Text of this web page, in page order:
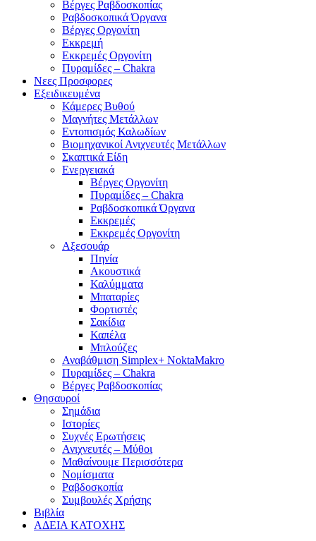
Βέργες Ραβδοσκοπίας
Ραβδοσκοπικά Όργανα
Βέργες Οργονίτη
Εκκρεμή
Εκκρεμές Οργονίτη
Πυραμίδες – Chakra
Νεες Προσφορες
Εξειδικευμένα
Κάμερες Βυθού
Μαγνήτες Μετάλλων
Εντοπισμός Καλωδίων
Βιομηχανικοί Ανιχνευτές Μετάλλων
Σκαπτικά Είδη
Ενεργειακά
Βέργες Οργονίτη
Πυραμίδες – Chakra
Ραβδοσκοπικά Όργανα
Εκκρεμές
Εκκρεμές Οργονίτη
Αξεσουάρ
Πηνία
Ακουστικά
Καλύμματα
Μπαταρίες
Φορτιστές
Σακίδια
Καπέλα
Μπλούζες
Αναβάθμιση Simplex+ NoktaMakro
Πυραμίδες – Chakra
Βέργες Ραβδοσκοπίας
Θησαυροί
Σημάδια
Ιστορίες
Συχνές Ερωτήσεις
Ανιχνευτές – Μύθοι
Μαθαίνουμε Περισσότερα
Νομίσματα
Ραβδοσκοπία
Συμβουλές Χρήσης
Βιβλία
ΑΔΕΙΑ ΚΑΤΟΧΗΣ